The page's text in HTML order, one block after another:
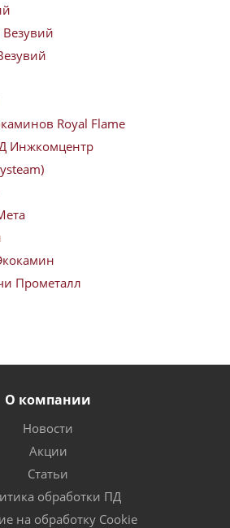
Royal Flame
Инжкомцентр
Прометалл
О компании
Новости
Акции
Статьи
обработки ПД
на обработку Cookie